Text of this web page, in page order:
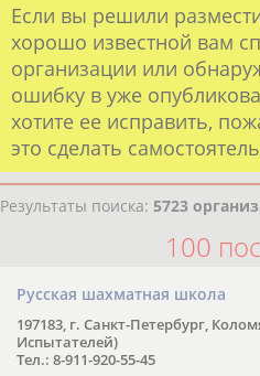
Если вы решили
хорошо известной вам
организации или
ошибку в уже
хотите ее исправить,
это сделать
Результаты поиска: 5723
100
Русская шахматная школа
197183, г. Санкт-Петербург,
Испытателей)
Тел.: 8-911-920-55-45